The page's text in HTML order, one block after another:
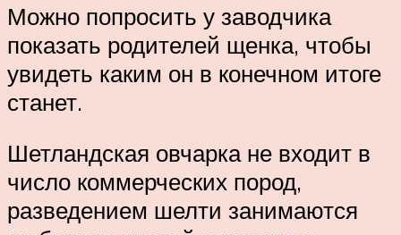
Можно попросить у заводчика
показать родителей щенка, чтобы
увидеть каким он в конечном итоге
станет.
Шетландская овчарка не входит в
число коммерческих пород,
разведением шелти занимаются